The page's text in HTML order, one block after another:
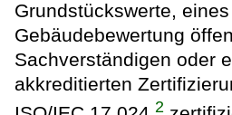
Grundstückswerte,
Gebäudebewertung
Sachverständigen oder
akkreditierten
2